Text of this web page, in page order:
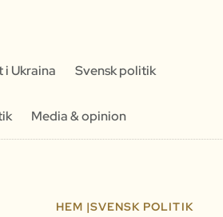
i Ukraina Svensk politik
Media & opinion
HEM |SVENSK POLITIK